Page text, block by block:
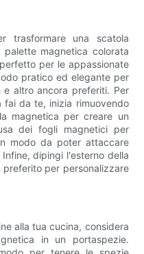
trasformare una scatola
magnetica colorata
per le appassionate
pratico ed elegante per
altro ancora preferiti. Per
da te, inizia rimuovendo
magnetica per creare un
dei fogli magnetici per
modo da poter attaccare
dipingi l'esterno della
per personalizzare
alla tua cucina, considera
in un portaspezie.